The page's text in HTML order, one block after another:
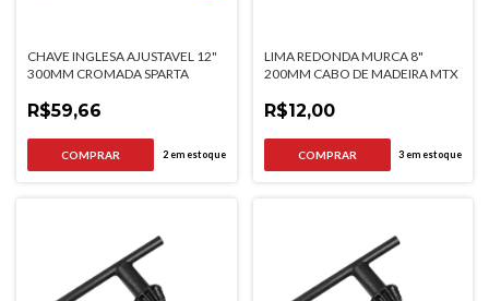
CHAVE INGLESA AJUSTAVEL 12"
300MM CROMADA SPARTA
R$59,66
2em estoque
LIMA REDONDA MURCA 8"
200MM CABO DE MADEIRA MTX
R$12,00
3em estoque